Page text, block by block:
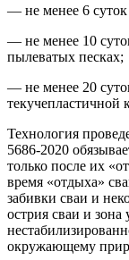
— не менее 6
— не менее 10
пылеватых песках;
— не менее 20
текучепластичной
Технология
5686-2020
только после их
время «отдыха»
забивки сваи и
острия сваи и зона
окружающему